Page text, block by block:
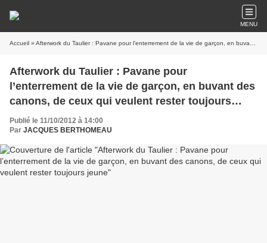
MENU
Accueil » Afterwork du Taulier : Pavane pour l’enterrement de la vie de garçon, en buvant des canons, de ceux qui veulent rester toujours jeune
Afterwork du Taulier : Pavane pour
l’enterrement de la vie de garçon, en buvant des
canons, de ceux qui veulent rester toujours
jeune
Publié le 11/10/2012 à 14:00
Par JACQUES BERTHOMEAU